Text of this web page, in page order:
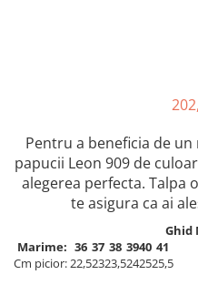
Pentru a beneficia de
papucii Leon 909 de
alegerea perfecta. Talpa
te asigura ca ai
Ghid
Marime: 36 37 38 3940 41
Cm picior:22,52323,5242525,5